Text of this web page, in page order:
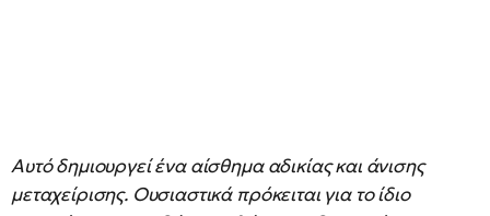
Αυτό δημιουργεί ένα αίσθημα αδικίας και άνισης
μεταχείρισης. Ουσιαστικά πρόκειται για το ίδιο